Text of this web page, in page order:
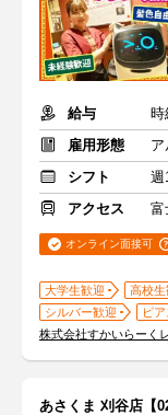
給与
時
雇用形態
ア
シフト
週
アクセス
富
オンライン面接可
大学生歓迎 高校生
シルバー歓迎
ピ
株式会社すかいらーく
あさくま 刈谷店【